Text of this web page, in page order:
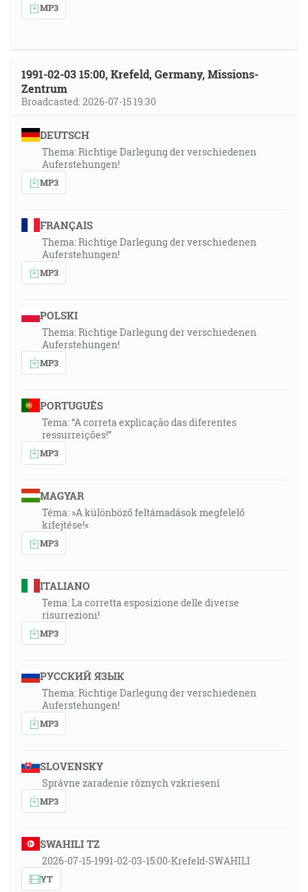
MP3
1991-02-03 15:00, Krefeld, Germany, Missions-
Zentrum
Broadcasted: 2026-07-15 19:30
DEUTSCH
Thema: Richtige Darlegung der verschiedenen
Auferstehungen!
MP3
FRANÇAIS
Thema: Richtige Darlegung der verschiedenen
Auferstehungen!
MP3
POLSKI
Thema: Richtige Darlegung der verschiedenen
Auferstehungen!
MP3
PORTUGUÊS
Tema: “A correta explicação das diferentes
ressurreições!”
MP3
MAGYAR
Téma: »A különböző feltámadások megfelelő
kifejtése!«
MP3
ITALIANO
Tema: La corretta esposizione delle diverse
risurrezioni!
MP3
РУССКИЙ ЯЗЫК
Thema: Richtige Darlegung der verschiedenen
Auferstehungen!
MP3
SLOVENSKY
Správne zaradenie rôznych vzkriesení
MP3
SWAHILI TZ
2026-07-15-1991-02-03-15:00-Krefeld-SWAHILI
YT